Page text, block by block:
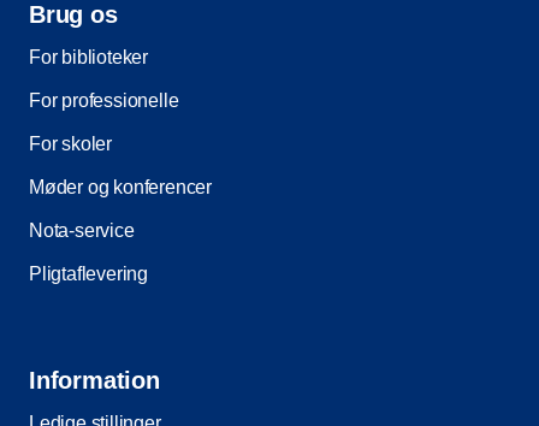
Brug os
For biblioteker
For professionelle
For skoler
Møder og konferencer
Nota-service
Pligtaflevering
Information